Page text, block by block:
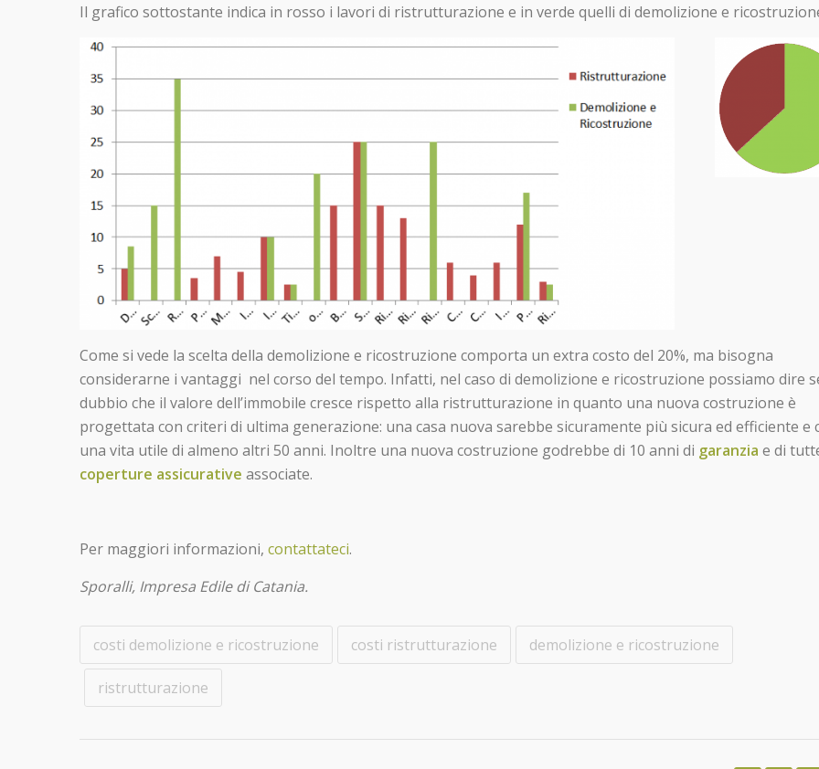
Il grafico sottostante indica in rosso i lavori di ristrutturazione e in verde quelli di demolizione e
Come si vede la scelta della demolizione e ricostruzione comporta un extra costo del 20%, ma bisogna
considerarne i vantaggi nel corso del tempo. Infatti, nel caso di demolizione e ricostruzione possiamo dire
dubbio che il valore dell’immobile cresce rispetto alla ristrutturazione in quanto una nuova costruzione è
progettata con criteri di ultima generazione: una casa nuova sarebbe sicuramente più sicura ed efficiente e
una vita utile di almeno altri 50 anni. Inoltre una nuova costruzione godrebbe di 10 anni di garanzia e di
coperture assicurative associate.
Per maggiori informazioni, contattateci.
Sporalli, Impresa Edile di Catania.
costi demolizione e ricostruzione costi ristrutturazione demolizione e ricostruzione
ristrutturazione